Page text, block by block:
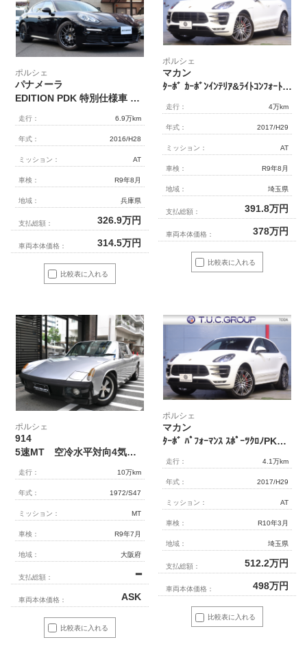
比較表に入れる
ポルシェ
パナメーラ
EDITION PDK 特別仕様車 後期型 ﾍﾞｰｼﾞｭ革 ｴﾝﾄﾘｰ&ﾄﾞﾗｲﾌﾞｸﾙｺﾝ PASM ﾊﾞｲｷｾﾉﾝHL 8WAY 社外ﾌﾛｰﾃｨﾝｸﾞﾅﾋﾞ地ﾃﾞｼﾞ ｼｰﾄﾋｰﾀｰ ﾍﾞﾝﾁﾚｰｼｮﾝ 360°ｶﾒﾗ 電動ﾘｱｹﾞｰﾄ BOSEｻｳﾝﾄﾞ RS20AW 4人乗 禁煙 正規D車
走行： 6.9万km
年式： 2016/H28
ミッション： AT
車検： R9年8月
地域： 兵庫県
支払総額： 326.9万円
車両本体価格： 314.5万円
比較表に入れる
ポルシェ
マカン
ﾀｰﾎﾞ ｶｰﾎﾞﾝｲﾝﾃﾘｱ&ﾗｲﾄｺﾝﾌｫｰﾄPKG ｴﾝﾄﾘｰﾄﾞﾗｲﾌﾞ 18Way黒革 ｼｰﾄﾋｰﾀｰ PCMﾅﾋﾞ BOSEｻｳﾝﾄﾞ PDLS+LEDﾍｯﾄﾞﾗｲﾄ 自動Rｹﾞｰﾄ 21ｲﾝﾁﾀｰﾎﾞAW 2年保証
走行： 4万km
年式： 2017/H29
ミッション： AT
車検： R9年8月
地域： 埼玉県
支払総額： 391.8万円
車両本体価格： 378万円
比較表に入れる
ポルシェ
914
5速MT 空冷水平対向4気筒1.679㏄→2.200㏄（ボアアップ非公認） 左ハンドル VW製エンジン インジェクション 脱着式タルガトップ
走行： 10万km
年式： 1972/S47
ミッション： MT
車検： R9年7月
地域： 大阪府
支払総額： ━
車両本体価格： ASK
比較表に入れる
ポルシェ
マカン
ﾀｰﾎﾞ ﾊﾟﾌｫｰﾏﾝｽ ｽﾎﾟｰﾂｸﾛﾉPKG 440㎰ ｴﾝﾄﾘｰﾄﾞﾗｲﾌﾞ18Way黒革 ﾊﾟﾉﾗﾏｻﾝﾙｰﾌ PCMﾅﾋﾞ ﾌﾙｾｸﾞTV BOSEｻｳﾝﾄﾞ PDLS＋LEDﾍｯﾄﾞﾗｲﾄ 自動Rｹﾞｰﾄ PASMｴｱｻｽ 21ｲﾝﾁﾀｰﾎﾞAW ｱｰﾐﾄﾘｸｽﾏﾌﾗｰ 2年保証
走行： 4.1万km
年式： 2017/H29
ミッション： AT
車検： R10年3月
地域： 埼玉県
支払総額： 512.2万円
車両本体価格： 498万円